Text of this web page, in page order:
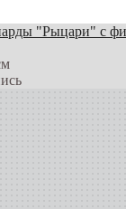
"Рыцари" с